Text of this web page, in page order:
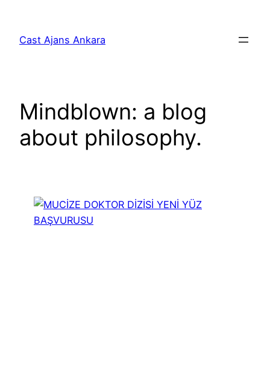
Cast Ajans Ankara
Mindblown: a blog
about philosophy.